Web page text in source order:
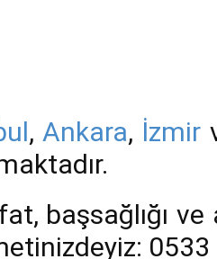
, Ankara, İzmir
başsağlığı
0533